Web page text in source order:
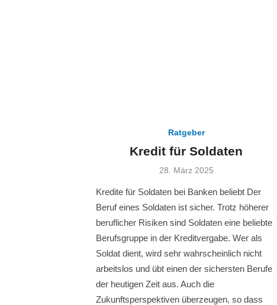
Ratgeber
Kredit für Soldaten
Veröffentlicht
28. März 2025
Kredite für Soldaten bei Banken beliebt Der
Beruf eines Soldaten ist sicher. Trotz höherer
beruflicher Risiken sind Soldaten eine beliebte
Berufsgruppe in der Kreditvergabe. Wer als
Soldat dient, wird sehr wahrscheinlich nicht
arbeitslos und übt einen der sichersten Berufe
der heutigen Zeit aus. Auch die
Zukunftsperspektiven überzeugen, so dass